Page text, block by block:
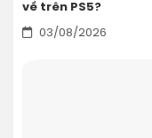
về trên PS5?
03/08/2026